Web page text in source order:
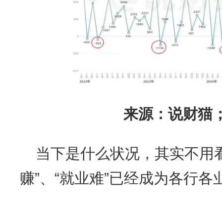
来源：说财猫
当下是什么状况，其实不用
赚”、“就业难”已经成为各行各